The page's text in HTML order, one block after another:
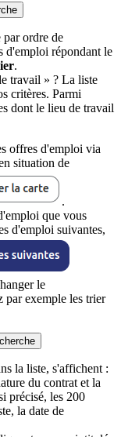
par ordre de
d'emploi répondant le
.
travail » ? La liste
critères. Parmi
dont le lieu de travail
offres d'emploi via
situation de
.
que vous
d'emploi suivantes,
le
par exemple les trier
la liste, s'affichent :
du contrat et la
précisé, les 200
la date de